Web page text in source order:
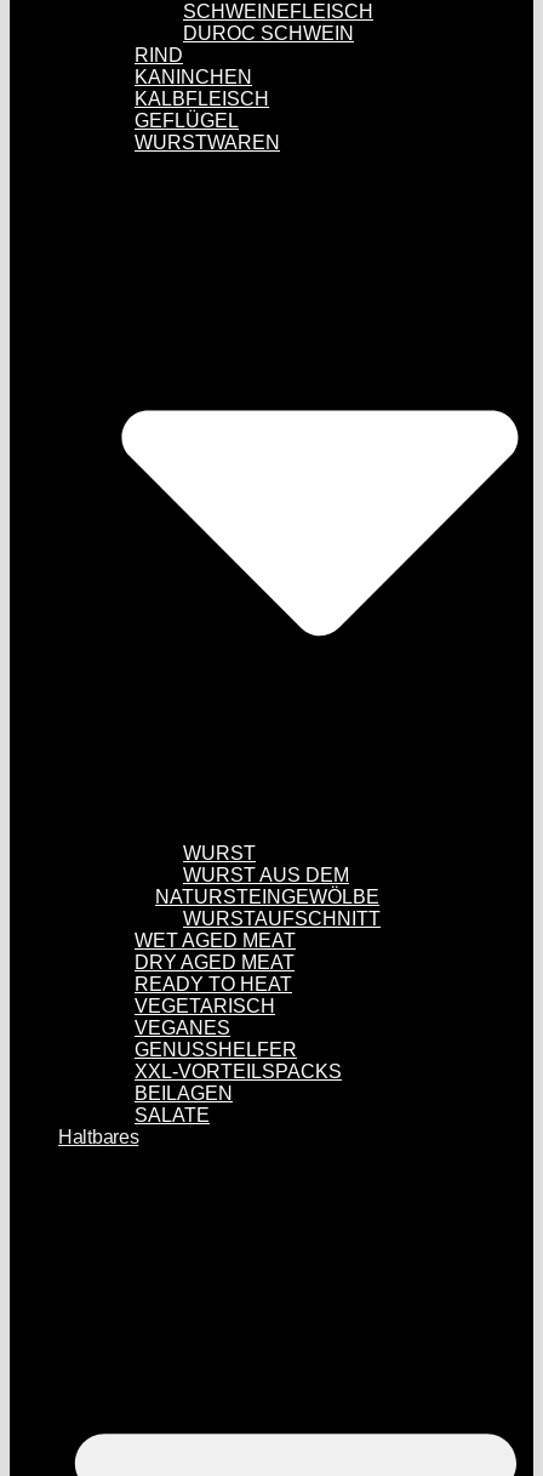
SCHWEINEFLEISCH
DUROC SCHWEIN
RIND
KANINCHEN
KALBFLEISCH
GEFLÜGEL
WURSTWAREN
WURST
WURST AUS DEM
NATURSTEINGEWÖLBE
WURSTAUFSCHNITT
WET AGED MEAT
DRY AGED MEAT
READY TO HEAT
VEGETARISCH
VEGANES
GENUSSHELFER
XXL-VORTEILSPACKS
BEILAGEN
SALATE
Haltbares